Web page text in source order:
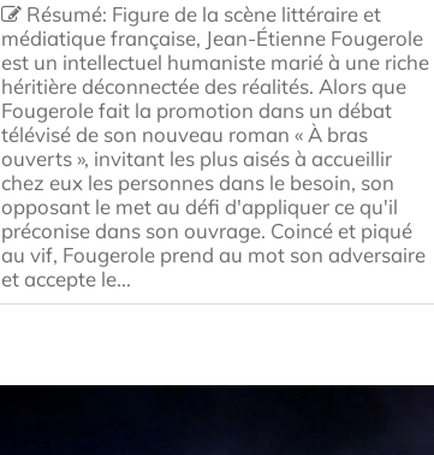
Résumé: Figure de la scène littéraire et
médiatique française, Jean-Étienne Fougerole
est un intellectuel humaniste marié à une riche
héritière déconnectée des réalités. Alors que
Fougerole fait la promotion dans un débat
télévisé de son nouveau roman « À bras
ouverts », invitant les plus aisés à accueillir
chez eux les personnes dans le besoin, son
opposant le met au défi d'appliquer ce qu'il
préconise dans son ouvrage. Coincé et piqué
au vif, Fougerole prend au mot son adversaire
et accepte le...